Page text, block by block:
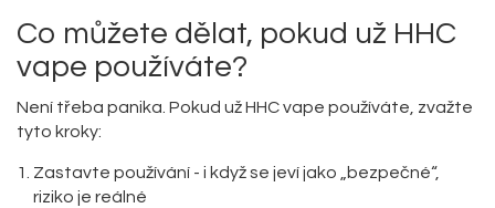
Co můžete dělat, pokud už HHC
vape používáte?
Není třeba panika. Pokud už HHC vape používáte, zvažte
tyto kroky:
Zastavte používání - i když se jeví jako „bezpečné“,
riziko je reálné